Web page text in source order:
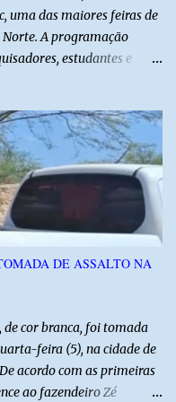
uma das maiores feiras de
A programação
estudantes e
Além das atividades
cultural. No dia 20 de
de humor com Mução,
Barreto. A Frut & Tec
do Baixo Açu como
conhecimento,
do agronegócio
DE ASSALTO NA
cor branca, foi tomada
feira (5), na cidade de
acordo com as primeiras
ao fazendeiro Zé